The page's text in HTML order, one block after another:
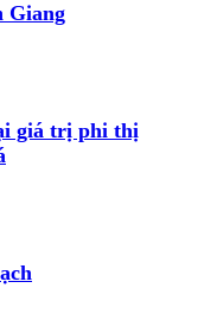
Giang
giá trị phi thị